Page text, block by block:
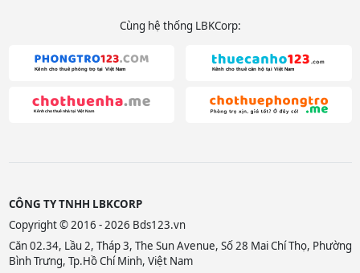
Cùng hệ thống LBKCorp:
CÔNG TY TNHH LBKCORP
Copyright © 2016 - 2026 Bds123.vn
Căn 02.34, Lầu 2, Tháp 3, The Sun Avenue, Số 28 Mai Chí Thọ, Phường
Bình Trưng, Tp.Hồ Chí Minh, Việt Nam